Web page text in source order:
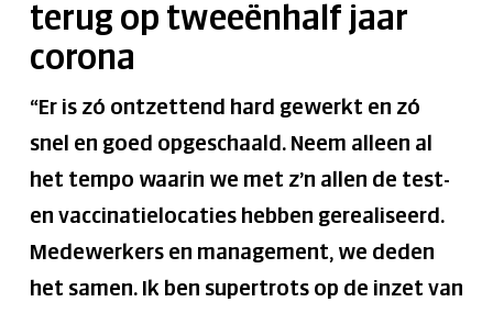
terug op tweeënhalf jaar
corona
“Er is zó ontzettend hard gewerkt en zó
snel en goed opgeschaald. Neem alleen al
het tempo waarin we met z’n allen de test-
en vaccinatielocaties hebben gerealiseerd.
Medewerkers en management, we deden
het samen. Ik ben supertrots op de inzet van